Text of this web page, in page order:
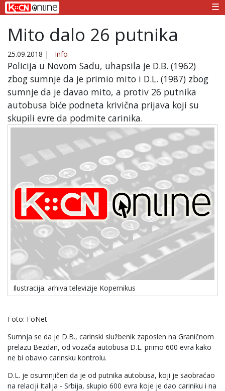
☰
Mito dalo 26 putnika
25.09.2018 | Info
Policija u Novom Sadu, uhapsila je D.B. (1962)
zbog sumnje da je primio mito i D.L. (1987) zbog
sumnje da je davao mito, a protiv 26 putnika
autobusa biće podneta krivična prijava koji su
skupili evre da podmite carinika.
Ilustracija: arhiva televizije Kopernikus
Foto: FoNet
Sumnja se da je D.B., carinski službenik zaposlen na Graničnom
prelazu Bezdan, od vozača autobusa D.L. primo 600 evra kako
ne bi obavio carinsku kontrolu.
D.L. je osumnjičen da je od putnika autobusa, koji je saobraćao
na relaciji Italija - Srbija, skupio 600 evra koje je dao cariniku i na